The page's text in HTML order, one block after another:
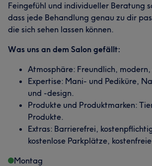
Feingefühl und individueller Beratung
dass jede Behandlung genau zu dir
die sich sehen lassen können.
Was uns an dem Salon gefällt:
Atmosphäre: Freundlich,
Expertise: Mani- und Pediküre,
und -design.
Produkte und Produktmarken:
Produkte.
Extras: Barrierefrei,
kostenlose Parkplätze,
Montag